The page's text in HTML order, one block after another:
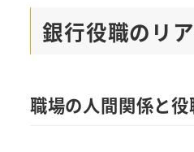
銀行役職のリ
職場の人間関係と役